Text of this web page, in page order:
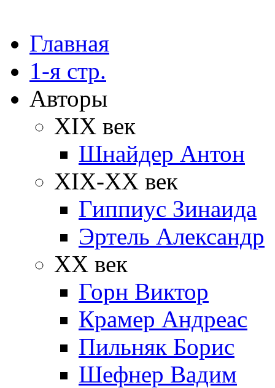
Главная
1-я стр.
Авторы
XIX век
Шнайдер Антон
XIX-XX век
Гиппиус Зинаида
Эртель Александр
XX век
Горн Виктор
Крамер Андреас
Пильняк Борис
Шефнер Вадим